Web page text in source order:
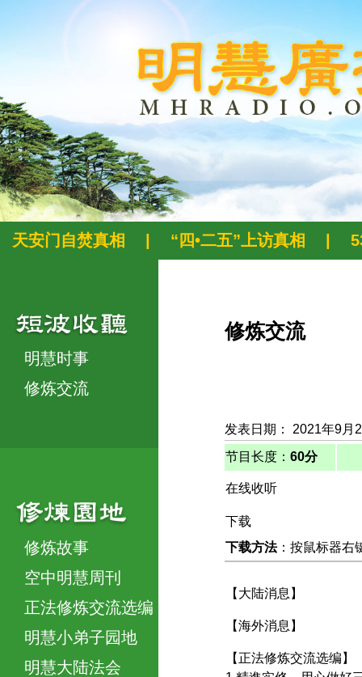
天安门自焚真相 “四•二五”上访真相
明慧时事
修炼交流
修炼故事
空中明慧周刊
正法修炼交流选编
明慧小弟子园地
明慧大陆法会
修炼交流
发表日期： 2021年9月
节目长度： 60分
在线收听
下载
下载方法：按鼠标器右
【大陆消息】
【海外消息】
【正法修炼交流选编】